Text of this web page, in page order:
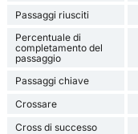
Passaggi riusciti
Percentuale di
completamento del
passaggio
Passaggi chiave
Crossare
Cross di successo